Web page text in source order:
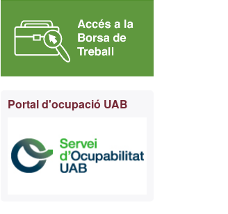
Portal d'ocupació UAB